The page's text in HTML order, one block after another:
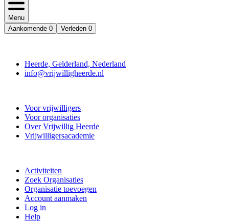
Menu
Aankomende 0 Verleden 0
Heerde, Gelderland, Nederland
info@vrijwilligheerde.nl
Voor vrijwilligers
Voor organisaties
Over Vrijwillig Heerde
Vrijwilligersacademie
Activiteiten
Zoek Organisaties
Organisatie toevoegen
Account aanmaken
Log in
Help